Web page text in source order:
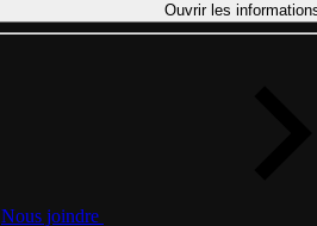
Ouvrir les
Nous joindre